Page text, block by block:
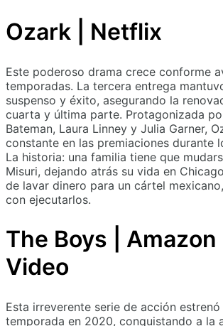
Ozark | Netflix
Este poderoso drama crece conforme
temporadas. La tercera entrega
suspenso y éxito, asegurando la
cuarta y última parte. Protagonizada
Bateman, Laura Linney y Julia Garner,
constante en las premiaciones durante
La historia: una familia tiene que
Misuri, dejando atrás su vida en
de lavar dinero para un cártel
con ejecutarlos.
The Boys | Amazon
Video
Esta irreverente serie de acción estrenó
temporada en 2020, conquistando a la